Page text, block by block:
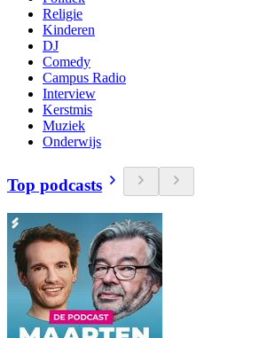
Religie
Kinderen
DJ
Comedy
Campus Radio
Interview
Kerstmis
Muziek
Onderwijs
Top podcasts